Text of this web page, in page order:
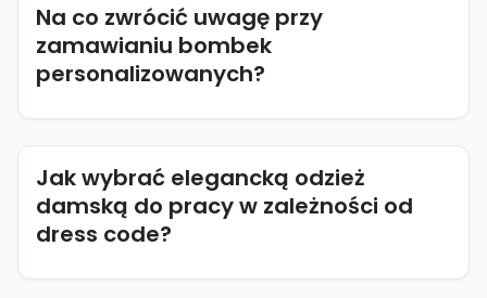
Na co zwrócić uwagę przy
zamawianiu bombek
personalizowanych?
Jak wybrać elegancką odzież
damską do pracy w zależności od
dress code?